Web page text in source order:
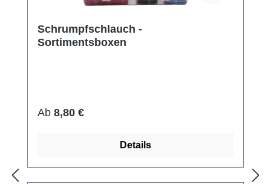
Schrumpfschlauch -
Sortimentsboxen
Regulärer Preis:
Ab 8,80 €
Details